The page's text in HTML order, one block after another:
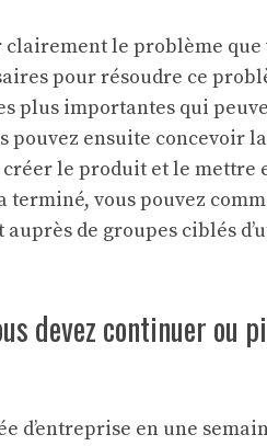
le problème
pour résoudre ce
plus importantes qui
pouvez ensuite concevoir
le produit et le mettre
terminé, vous pouvez
de groupes ciblés
devez continuer ou
d’entreprise en une